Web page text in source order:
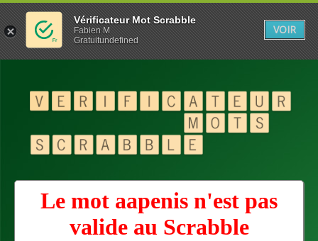
Le mot aapenis n'est pas
valide au Scrabble
Vérificateur Mot Scrabble
Fabien M
Gratuitundefined
VOIR